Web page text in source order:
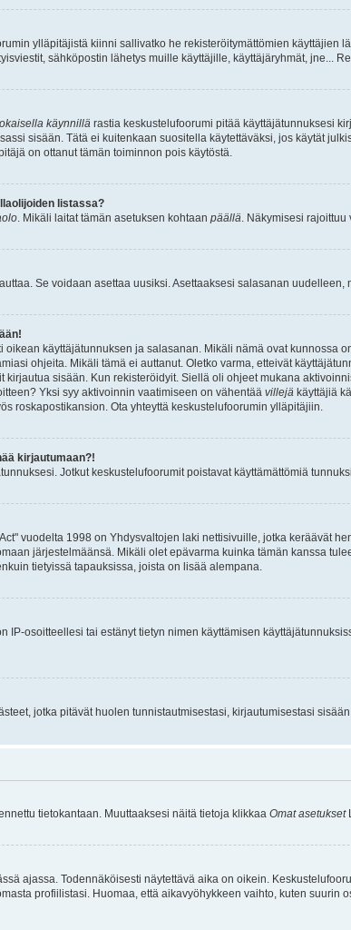
ylläpitäjistä kiinni sallivatko he rekisteröitymättömien
sähköpostin lähetys muille käyttäjille, käyttäjäryhmät, jne...
käynnillä rastia keskustelufoorumi pitää käyttäjätunnuksesi
sisään. Tätä ei kuitenkaan suositella käytettäväksi, jos käytät
on ottanut tämän toiminnon pois käytöstä.
listassa?
. Mikäli laitat tämän asetuksen kohtaan päällä . Näkymisesi
Se voidaan asettaa uusiksi. Asettaaksesi salasanan uudelleen,
oikean käyttäjätunnuksen ja salasanan. Mikäli nämä ovat
ohjeita. Mikäli tämä ei auttanut. Oletko varma, etteivät
sisään. Kun rekisteröidyit. Siellä oli ohjeet mukana
Yksi syy aktivoinnin vaatimiseen on vähentää villejä käyttäjiä
roskapostikansion. Ota yhteyttä keskustelufoorumin ylläpitäjiin.
kirjautumaan?!
Jotkut keskustelufoorumit poistavat käyttämättömiä
vuodelta 1998 on Yhdysvaltojen laki nettisivuille, jotka keräävät
järjestelmäänsä. Mikäli olet epävarma kuinka tämän kanssa
tietyissä tapauksissa, joista on lisää alempana.
IP-osoitteellesi tai estänyt tietyn nimen käyttämisen
jotka pitävät huolen tunnistautmisestasi, kirjautumisestasi
tietokantaan. Muuttaaksesi näitä tietoja klikkaa Omat asetukset
ajassa. Todennäköisesti näytettävä aika on oikein.
profiilistasi. Huomaa, että aikavyöhykkeen vaihto, kuten